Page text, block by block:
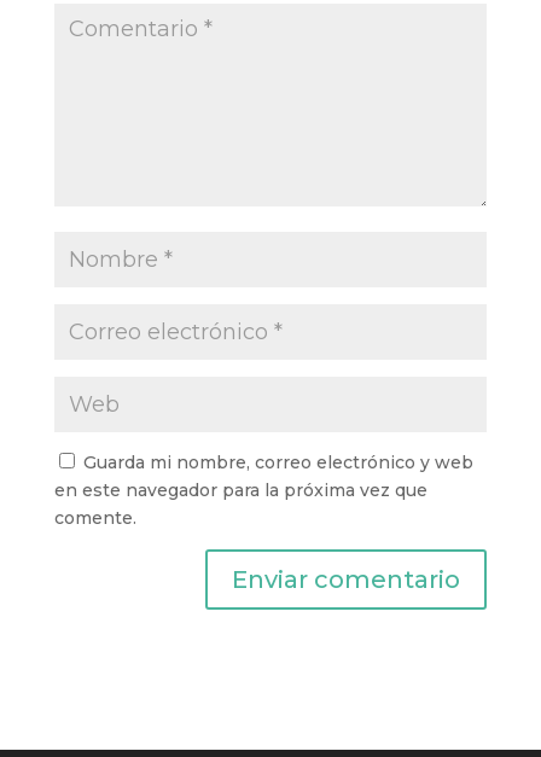
Guarda mi nombre, correo electrónico y web
en este navegador para la próxima vez que
comente.